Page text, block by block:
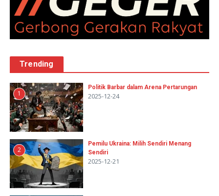
Trending
1
Politik Barbar dalam Arena Pertarungan
2025-12-24
2
Pemilu Ukraina: Milih Sendiri Menang
Sendiri
2025-12-21